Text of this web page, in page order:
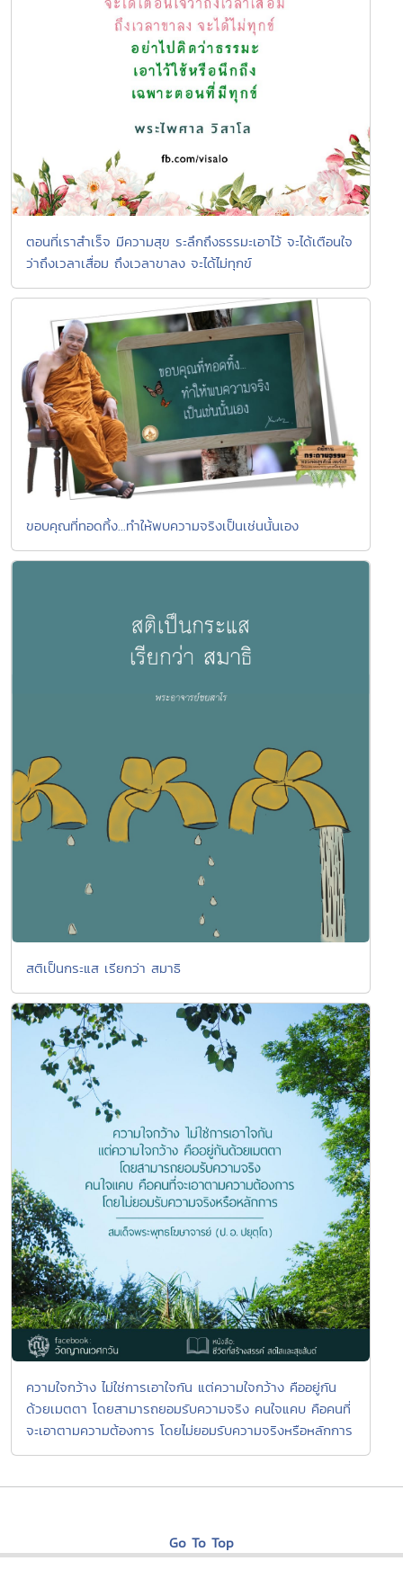
ตอนที่เราสำเร็จ มีความสุข ระลึกถึงธรรมะเอาไว้ จะได้เตือนใจ
ว่าถึงเวลาเสื่อม ถึงเวลาขาลง จะได้ไม่ทุกข์
ขอบคุณที่ทอดทิ้ง...ทำให้พบความจริงเป็นเช่นนั้นเอง
สติเป็นกระแส เรียกว่า สมาธิ
ความใจกว้าง ไม่ใช่การเอาใจกัน แต่ความใจกว้าง คืออยู่กัน
ด้วยเมตตา โดยสามารถยอมรับความจริง คนใจแคบ คือคนที่
จะเอาตามความต้องการ โดยไม่ยอมรับความจริงหรือหลักการ
Go To Top